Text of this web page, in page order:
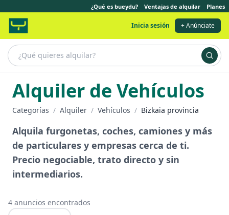
¿Qué es bueydu? Ventajas de alquilar Planes
Inicia sesión + Anúnciate
Alquiler de Vehículos
Categorías / Alquiler / Vehículos / Bizkaia provincia
Alquila furgonetas, coches, camiones y más
de particulares y empresas cerca de ti.
Precio negociable, trato directo y sin
intermediarios.
4 anuncios encontrados